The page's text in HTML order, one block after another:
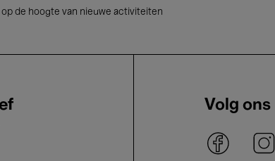
de hoogte van nieuwe activiteiten
Volg ons